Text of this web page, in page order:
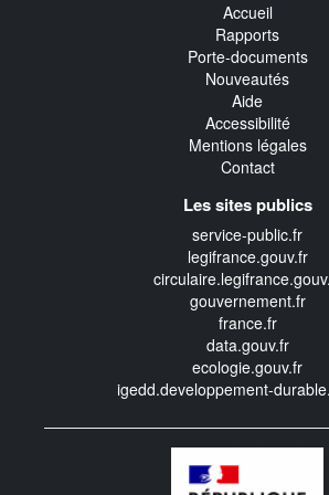
Accueil
Rapports
Porte-documents
Nouveautés
Aide
Accessibilité
Mentions légales
Contact
Les sites publics
service-public.fr
legifrance.gouv.fr
gouvernement.fr
france.fr
data.gouv.fr
ecologie.gouv.fr
igedd.developpement-